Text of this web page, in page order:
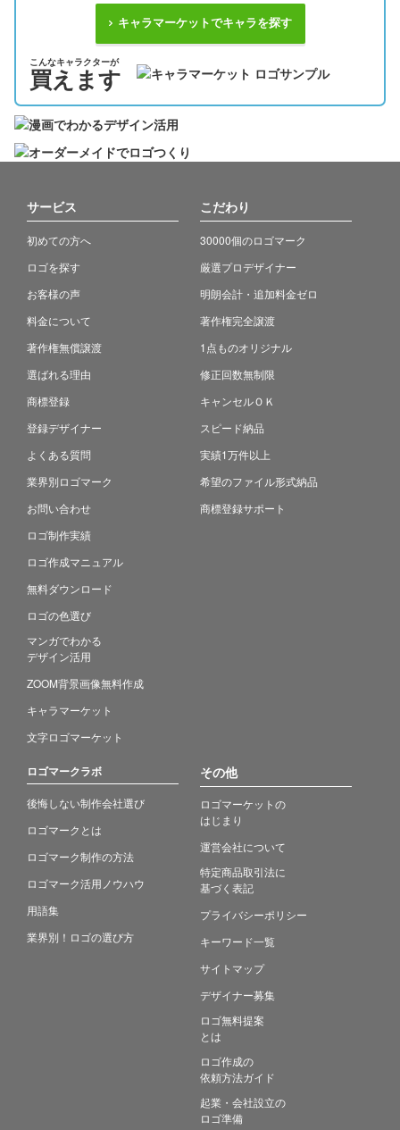
キャラマーケットでキャラを探す
こんなキャラクターが
買えます
サービス
初めての方へ
ロゴを探す
お客様の声
料金について
著作権無償譲渡
選ばれる理由
商標登録
登録デザイナー
よくある質問
業界別ロゴマーク
お問い合わせ
ロゴ制作実績
ロゴ作成マニュアル
無料ダウンロード
ロゴの色選び
マンガでわかる
デザイン活用
ZOOM背景画像無料作成
キャラマーケット
文字ロゴマーケット
こだわり
30000個のロゴマーク
厳選プロデザイナー
明朗会計・追加料金ゼロ
著作権完全譲渡
1点ものオリジナル
修正回数無制限
キャンセルＯＫ
スピード納品
実績1万件以上
希望のファイル形式納品
商標登録サポート
ロゴマークラボ
後悔しない制作会社選び
ロゴマークとは
ロゴマーク制作の方法
ロゴマーク活用ノウハウ
用語集
業界別！ロゴの選び方
その他
ロゴマーケットの
はじまり
運営会社について
特定商品取引法に
基づく表記
プライバシーポリシー
キーワード一覧
サイトマップ
デザイナー募集
ロゴ無料提案
とは
ロゴ作成の
依頼方法ガイド
起業・会社設立の
ロゴ準備